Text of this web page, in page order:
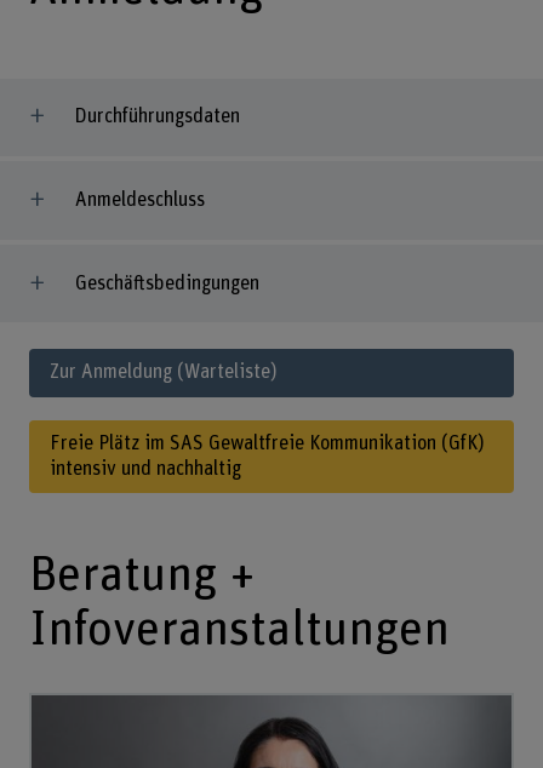
Durchführungsdaten
Anmeldeschluss
Geschäftsbedingungen
Zur Anmeldung (Warteliste)
Freie Plätz im SAS Gewaltfreie Kommunikation (GfK)
intensiv und nachhaltig
Beratung +
Infoveranstaltungen